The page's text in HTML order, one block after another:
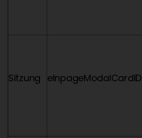
Sitzung eInpageModalCardID